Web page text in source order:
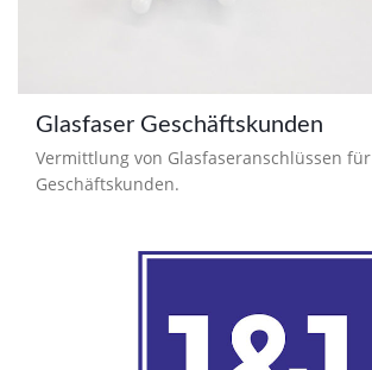
Glasfaser Geschäftskunden
Vermittlung von Glasfaseranschlüssen für
Geschäftskunden.